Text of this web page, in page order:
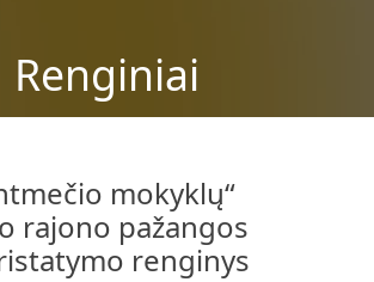
Renginiai
mokyklų“
rajono pažangos
renginys